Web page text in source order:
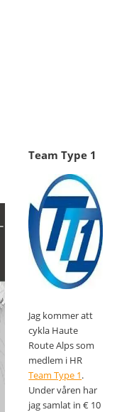
Team Type 1
Jag kommer att
cykla Haute
Route Alps som
medlem i HR
Team Type 1.
Under våren har
jag samlat in € 10